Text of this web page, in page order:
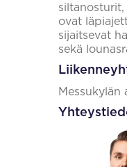
ovat
sijaitsevat
sekä
Messukylän